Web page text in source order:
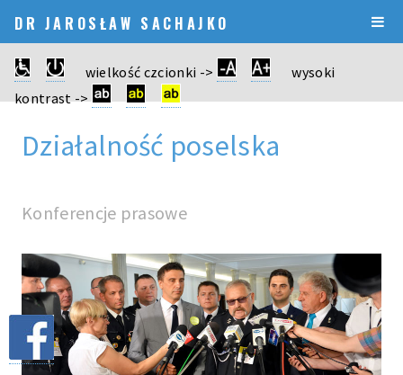
DR JAROSŁAW SACHAJKO
wielkość czcionki ->
wysoki
kontrast ->
Działalność poselska
Konferencje prasowe